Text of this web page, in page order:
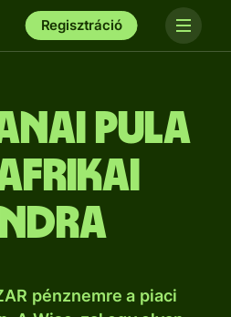
Regisztráció
pula
pénznemre a piaci